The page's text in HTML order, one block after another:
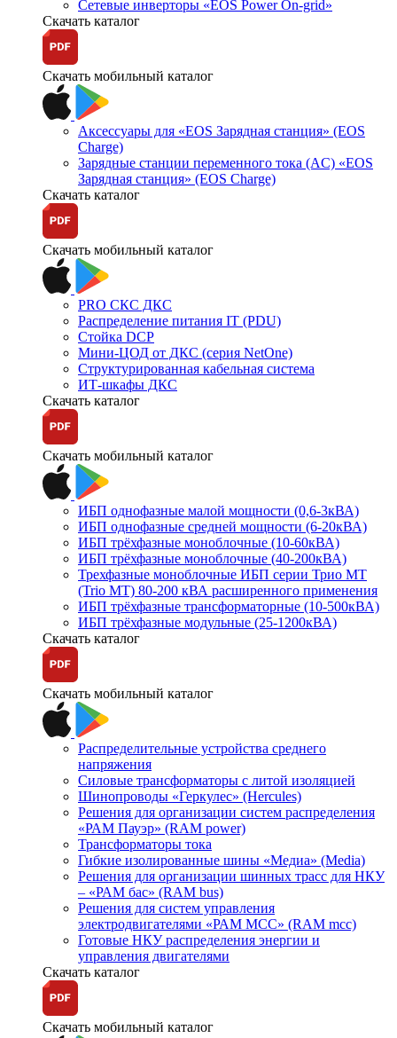
Сетевые инверторы «EOS Power On-grid»
Скачать каталог
Скачать мобильный каталог
Аксессуары для «EOS Зарядная станция» (EOS
Charge)
Зарядные станции переменного тока (AC) «EOS
Зарядная станция» (EOS Charge)
Скачать каталог
Скачать мобильный каталог
PRO СКС ДКС
Распределение питания IT (PDU)
Стойка DCP
Мини-ЦОД от ДКС (серия NetOne)
Структурированная кабельная система
ИТ-шкафы ДКС
Скачать каталог
Скачать мобильный каталог
ИБП однофазные малой мощности (0,6-3кВА)
ИБП однофазные средней мощности (6-20кВА)
ИБП трёхфазные моноблочные (10-60кВА)
ИБП трёхфазные моноблочные (40-200кВА)
Трехфазные моноблочные ИБП серии Трио МТ
(Trio MT) 80-200 кВА расширенного применения
ИБП трёхфазные трансформаторные (10-500кВА)
ИБП трёхфазные модульные (25-1200кВА)
Скачать каталог
Скачать мобильный каталог
Распределительные устройства среднего
напряжения
Силовые трансформаторы с литой изоляцией
Шинопроводы «Геркулес» (Hercules)
Решения для организации систем распределения
«РАМ Пауэр» (RAM power)
Трансформаторы тока
Гибкие изолированные шины «Медиа» (Media)
Решения для организации шинных трасс для НКУ
– «РАМ бас» (RAM bus)
Решения для систем управления
электродвигателями «РАМ МСС» (RAM mcc)
Готовые НКУ распределения энергии и
управления двигателями
Скачать каталог
Скачать мобильный каталог